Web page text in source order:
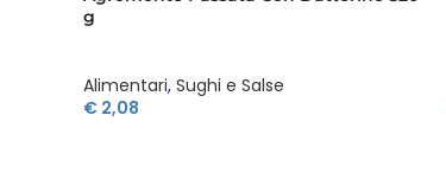
g
Alimentari, Sughi e Salse
€ 2,08